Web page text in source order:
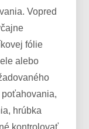
Vopred
fólie
alebo
hrúbka